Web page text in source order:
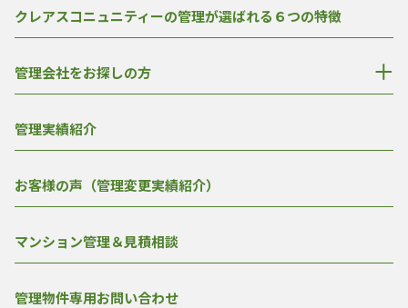
クレアスコニュニティーの管理が選ばれる６つの特徴
管理会社をお探しの方
管理実績紹介
お客様の声（管理変更実績紹介）
マンション管理＆見積相談
管理物件専用お問い合わせ